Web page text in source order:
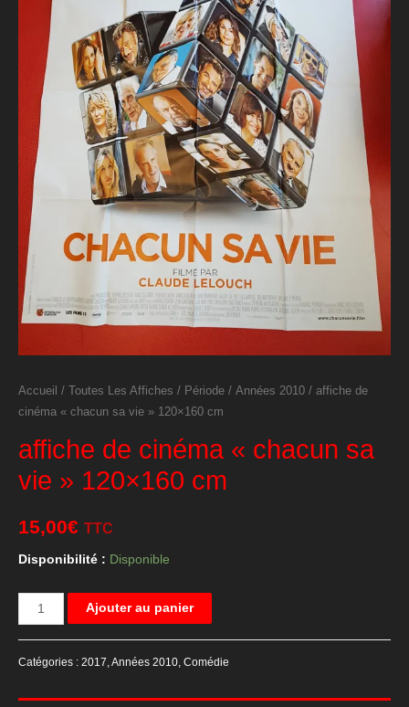
Accueil / Toutes Les Affiches / Période / Années 2010 / affiche de
cinéma « chacun sa vie » 120×160 cm
affiche de cinéma « chacun sa
vie » 120×160 cm
15,00€ TTC
Disponibilité : Disponible
quantité
de
Ajouter au panier
Catégories : 2017 Années 2010 Comédie